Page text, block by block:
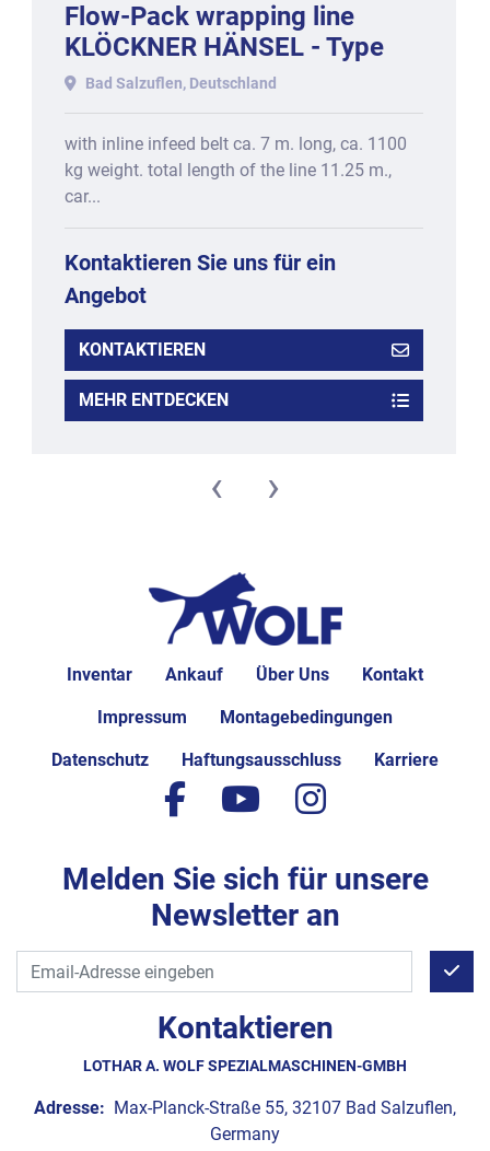
Flow-Pack wrapping line
KLÖCKNER HÄNSEL - Type
500 S
Bad Salzuflen, Deutschland
with inline infeed belt ca. 7 m. long, ca. 1100
kg weight. total length of the line 11.25 m.,
car...
Kontaktieren Sie uns für ein
Angebot
KONTAKTIEREN
MEHR ENTDECKEN
‹ ›
Inventar Ankauf Über Uns Kontakt
Impressum Montagebedingungen
Datenschutz Haftungsausschluss Karriere
Kontaktieren
LOTHAR A. WOLF SPEZIALMASCHINEN-GMBH
Adresse: Max-Planck-Straße 55, 32107 Bad Salzuflen,
Germany
facebook
youtubeinstagram
Melden Sie sich für unsere
Newsletter an